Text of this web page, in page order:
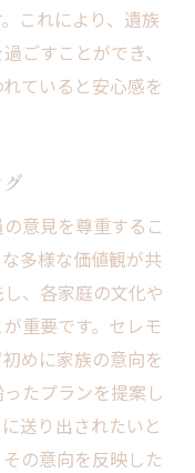
これにより、遺族
ごすことができ、
ていると安心感を
意見を尊重するこ
多様な価値観が共
、各家庭の文化や
重要です。セレモ
めに家族の意向を
たプランを提案し
送り出されたいと
の意向を反映した